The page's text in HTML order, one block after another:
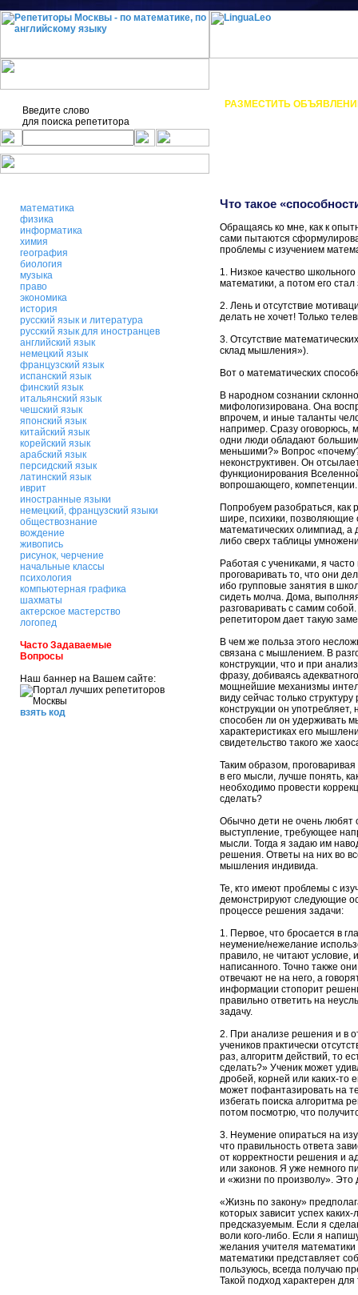
Введите слово
для поиска репетитора
РАЗМЕСТИТЬ
математика
физика
информатика
химия
география
биология
музыка
право
экономика
история
русский язык и литература
русский язык для иностранцев
английский язык
немецкий язык
французский язык
испанский язык
финский язык
итальянский язык
чешский язык
японский язык
китайский язык
корейский язык
арабский язык
персидский язык
латинский язык
иврит
иностранные языки
немецкий, французский языки
обществознание
вождение
живопись
рисунок, черчение
начальные классы
психология
компьютерная графика
шахматы
актерское мастерство
логопед
Часто Задаваемые
Вопросы
Наш баннер на Вашем сайте:
взять код
Что такое
Обращаясь ко мне, как к
сами пытаются
проблемы с изучением
1. Низкое качество
математики, а потом его
2. Лень и отсутствие
делать не хочет! Только
3. Отсутствие
склад мышления»).
Вот о математических
В народном сознании
мифологизирована. Она
впрочем, и иные таланты
например. Сразу оговорюсь,
одни люди обладают
меньшими?» Вопрос
неконструктивен. Он
функционирования
вопрошающего, компетенции.
Попробуем разобраться,
шире, психики, позволяющие
математических олимпиад, а
либо сверх таблицы
Работая с учениками, я
проговаривать то, что они
ибо групповые занятия в
сидеть молча. Дома,
разговаривать с самим
репетитором дает такую
В чем же польза этого
связана с мышлением. В
конструкции, что и при
фразу, добиваясь
мощнейшие механизмы
виду сейчас только
конструкции он употребляет,
способен ли он удерживать
характеристиках его
свидетельство такого же
Таким образом,
в его мысли, лучше понять,
необходимо провести
сделать?
Обычно дети не очень любят
выступление, требующее
мысли. Тогда я задаю им
решения. Ответы на них во
мышления индивида.
Те, кто имеют проблемы с
демонстрируют следующие
процессе решения задачи:
1. Первое, что бросается в
неумение/нежелание
правило, не читают условие,
написанного. Точно также
отвечают не на него, а
информации стопорит
правильно ответить на
задачу.
2. При анализе решения и в
учеников практически
раз, алгоритм действий, то
сделать?» Ученик может
дробей, корней или каких-то
может пофантазировать на
избегать поиска алгоритма
потом посмотрю, что
3. Неумение опираться на
что правильность ответа
от корректности решения и
или законов. Я уже немного
и «жизни по произволу».
«Жизнь по закону»
которых зависит успех
предсказуемым. Если я
воли кого-либо. Если я
желания учителя
математики представляет
пользуюсь, всегда получаю
Такой подход характерен для